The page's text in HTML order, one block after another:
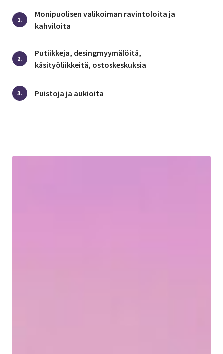
1.
Monipuolisen valikoiman ravintoloita ja
kahviloita
2.
Putiikkeja, desingmyymälöitä,
käsityöliikkeitä, ostoskeskuksia
3. Puistoja ja aukioita